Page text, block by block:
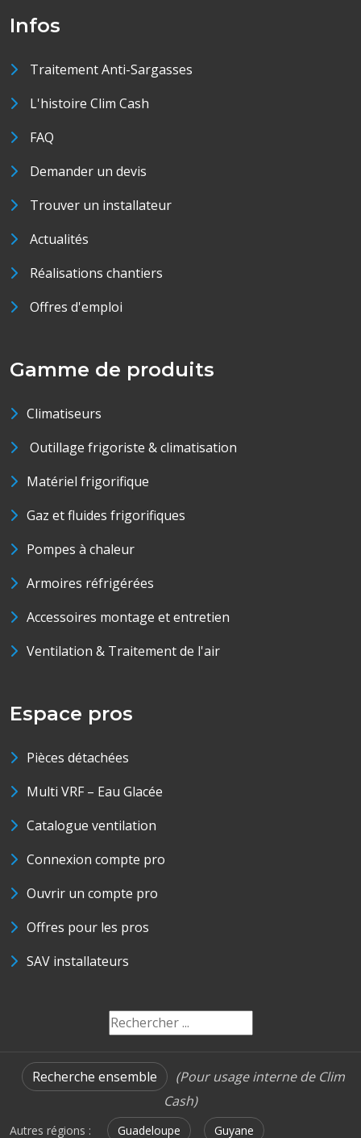
Infos
Traitement Anti-Sargasses
L'histoire Clim Cash
FAQ
Demander un devis
Trouver un installateur
Actualités
Réalisations chantiers
Offres d'emploi
Gamme de produits
Climatiseurs
Outillage frigoriste & climatisation
Matériel frigorifique
Gaz et fluides frigorifiques
Pompes à chaleur
Armoires réfrigérées
Accessoires montage et entretien
Ventilation & Traitement de l'air
Espace pros
Pièces détachées
Multi VRF – Eau Glacée
Catalogue ventilation
Connexion compte pro
Ouvrir un compte pro
Offres pour les pros
SAV installateurs
Recherche ensemble
(Pour usage interne de Clim
Cash)
Autres régions : Guadeloupe Guyane